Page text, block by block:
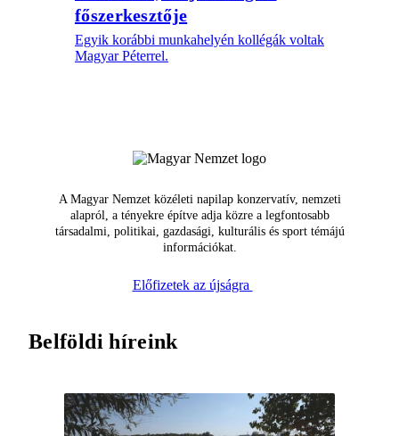
főszerkesztője
Egyik korábbi munkahelyén kollégák voltak
Magyar Péterrel.
A Magyar Nemzet közéleti napilap konzervatív, nemzeti
alapról, a tényekre építve adja közre a legfontosabb
társadalmi, politikai, gazdasági, kulturális és sport témájú
információkat.
Előfizetek az újságra
Belföldi híreink